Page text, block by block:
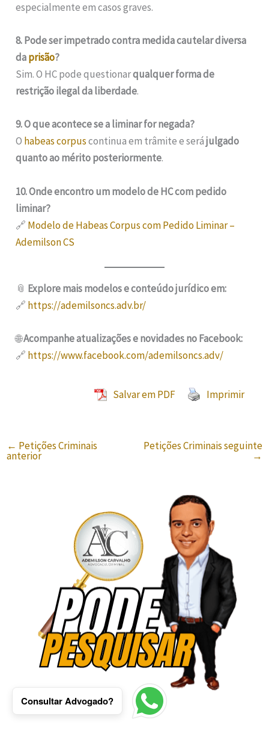
especialmente em casos graves.
8. Pode ser impetrado contra medida cautelar diversa
daprisão?
Sim. O HC pode questionarqualquer forma de
restrição ilegal da liberdade.
9. O que acontece se a liminar for negada?
O habeas corpuscontinua em trâmite e serájulgado
quanto ao mérito posteriormente.
10. Onde encontro um modelo de HC com pedido
liminar?
🔗 Modelo de Habeas Corpus com Pedido Liminar –
Ademilson CS
📎 Explore mais modelos e conteúdo jurídico em:
🔗 https://ademilsoncs.adv.br/
🌐Acompanhe atualizações e novidades no Facebook:
🔗 https://www.facebook.com/ademilsoncs.adv/
Salvar em PDF Imprimir
← Petições Criminais
anterior
Petições Criminais seguinte
→
Consultar Advogado?